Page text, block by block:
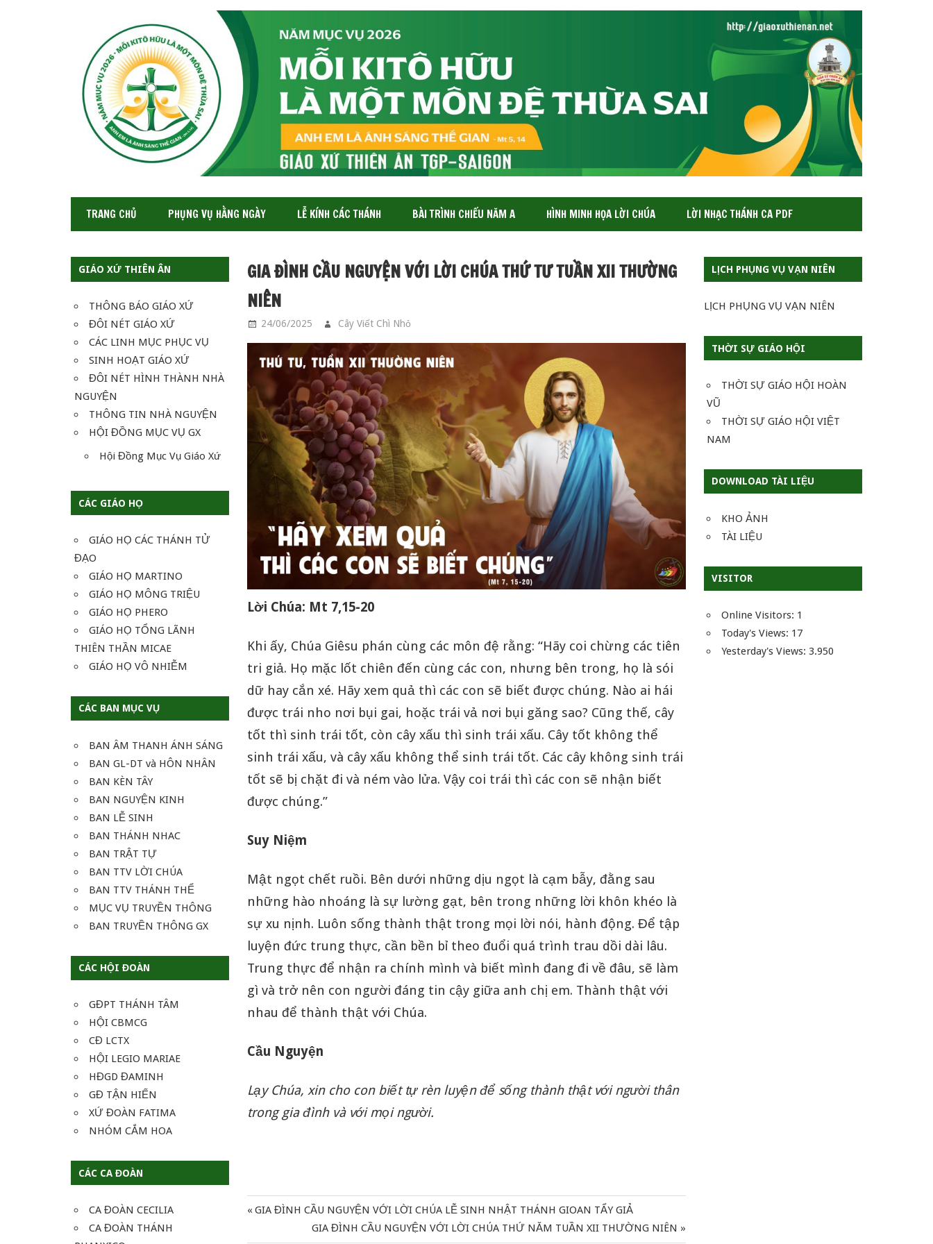
XỨ
THIÊN
ÂN-
SAIGON
TRANG CHỦ PHỤNG VỤ HẰNG NGÀY LỄ KÍNH CÁC THÁNH BÀI TRÌNH CHIẾU NĂM A HÌNH MINH HỌA LỜI CHÚA LỜI NHẠC THÁNH CA PDF
GIÁO XỨ THIÊN ÂN
THÔNG BÁO GIÁO XỨ
ĐÔI NÉT GIÁO XỨ
CÁC LINH MỤC PHỤC VỤ
SINH HOẠT GIÁO XỨ
ĐÔI NÉT HÌNH THÀNH NHÀ
NGUYỆN
THÔNG TIN NHÀ NGUYỆN
HỘI ĐỒNG MỤC VỤ GX
Hội Đồng Mục Vụ Giáo Xứ
CÁC GIÁO HỌ
GIÁO HỌ CÁC THÁNH TỬ
ĐẠO
GIÁO HỌ MARTINO
GIÁO HỌ MÔNG TRIỆU
GIÁO HỌ PHERO
GIÁO HỌ TỔNG LÃNH
THIÊN THẦN MICAE
GIÁO HỌ VÔ NHIỄM
CÁC BAN MỤC VỤ
BAN ÂM THANH ÁNH SÁNG
BAN GL-DT và HÔN NHÂN
BAN KÈN TÂY
BAN NGUYỆN KINH
BAN LỄ SINH
BAN THÁNH NHAC
BAN TRẬT TỰ
BAN TTV LỜI CHÚA
BAN TTV THÁNH THỂ
MỤC VỤ TRUYỀN THÔNG
BAN TRUYỀN THÔNG GX
CÁC HỘI ĐOÀN
GĐPT THÁNH TÂM
HỘI CBMCG
CĐ LCTX
HỘI LEGIO MARIAE
HĐGD ĐAMINH
GĐ TẬN HIẾN
XỨ ĐOÀN FATIMA
NHÓM CẮM HOA
CÁC CA ĐOÀN
CA ĐOÀN CECILIA
CA ĐOÀN THÁNH
GIA ĐÌNH CẦU NGUYỆN VỚI LỜI CHÚA THỨ TƯ TUẦN XII THƯỜNG
NIÊN
24/06/2025 Cây Viết Chì Nhỏ
Lời Chúa: Mt 7,15-20
Khi ấy, Chúa Giêsu phán cùng các môn đệ rằng: “Hãy coi chừng các tiên
tri giả. Họ mặc lốt chiên đến cùng các con, nhưng bên trong, họ là sói
dữ hay cắn xé. Hãy xem quả thì các con sẽ biết được chúng. Nào ai hái
được trái nho nơi bụi gai, hoặc trái vả nơi bụi găng sao? Cũng thế, cây
tốt thì sinh trái tốt, còn cây xấu thì sinh trái xấu. Cây tốt không thể
sinh trái xấu, và cây xấu không thể sinh trái tốt. Các cây không sinh trái
tốt sẽ bị chặt đi và ném vào lửa. Vậy coi trái thì các con sẽ nhận biết
được chúng.”
Suy Niệm
Mật ngọt chết ruồi. Bên dưới những dịu ngọt là cạm bẫy, đằng sau
những hào nhoáng là sự lường gạt, bên trong những lời khôn khéo là
sự xu nịnh. Luôn sống thành thật trong mọi lời nói, hành động. Để tập
luyện đức trung thực, cần bền bỉ theo đuổi quá trình trau dồi dài lâu.
Trung thực để nhận ra chính mình và biết mình đang đi về đâu, sẽ làm
gì và trở nên con người đáng tin cậy giữa anh chị em. Thành thật với
nhau để thành thật với Chúa.
Cầu Nguyện
Lạy Chúa, xin cho con biết tự rèn luyện để sống thành thật với người thân
trong gia đình và với mọi người.
Điều
Previous
GIA ĐÌNH CẦU NGUYỆN VỚI LỜI CHÚA LỄ SINH NHẬT THÁNH GIOAN TẨY GIẢ
Next
GIA ĐÌNH CẦU NGUYỆN VỚI LỜI CHÚA THỨ NĂM TUẦN XII THƯỜNG NIÊN
LỊCH PHỤNG VỤ VẠN NIÊN
LỊCH PHỤNG VỤ VẠN NIÊN
THỜI SỰ GIÁO HỘI
THỜI SỰ GIÁO HỘI HOÀN
VŨ
THỜI SỰ GIÁO HỘI VIỆT
NAM
DOWNLOAD TÀI LIỆU
KHO ẢNH
TÀI LIỆU
VISITOR
Online Visitors: 1
Today's Views: 17
Yesterday's Views:3.950